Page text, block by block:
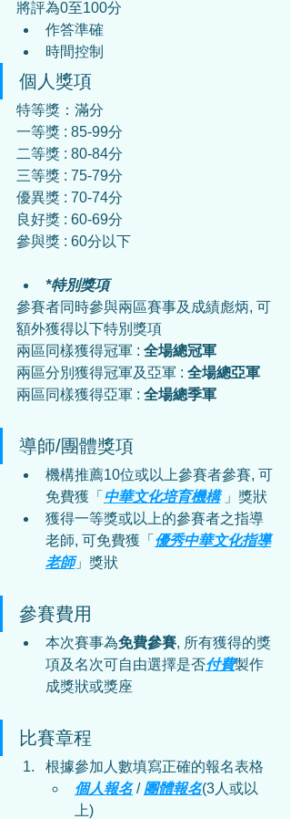
將評為0至100分
作答準確
時間控制
個人獎項
特等獎：滿分
一等獎 : 85-99分
二等獎 : 80-84分
三等獎 : 75-79分
優異獎 : 70-74分
良好獎 : 60-69分
參與獎 : 60分以下
*特別獎項
參賽者同時參與兩區賽事及成績彪炳, 可
額外獲得以下特別獎項
兩區同樣獲得冠軍 : 全場總冠軍
兩區分別獲得冠軍及亞軍 : 全場總亞軍
兩區同樣獲得亞軍 : 全場總季軍
導師/團體獎項
機構推薦10位或以上參賽者參賽, 可
免費獲「 中華文化培育機構 」獎狀
獲得一等獎或以上的參賽者之指導
老師, 可免費獲「 優秀中華文化指導
老師」獎狀
參賽費用
本次賽事為免費參賽, 所有獲得的獎
項及名次可自由選擇是否付費製作
成獎狀或獎座
比賽章程
根據參加人數填寫正確的報名表格
個人報名 / 團體報名(3人或以
上)